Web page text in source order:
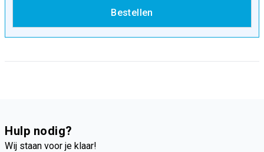
Bestellen
Hulp nodig?
Wij staan voor je klaar!